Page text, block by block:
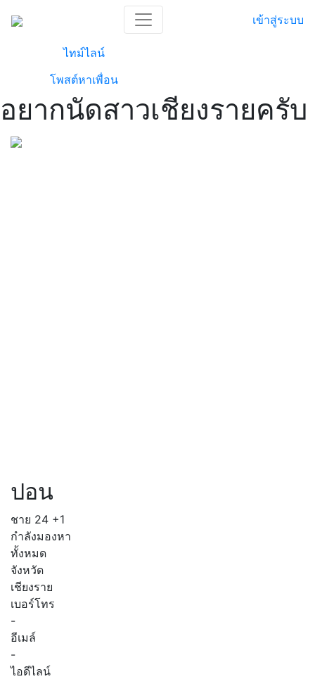
เข้าสู่ระบบ
ไทม์ไลน์
โพสต์หาเพื่อน
อยากนัดสาวเชียงรายครับ
ปอน
ชาย 24 +1
กำลังมองหา
ทั้งหมด
จังหวัด
เชียงราย
เบอร์โทร
-
อีเมล์
-
ไอดีไลน์